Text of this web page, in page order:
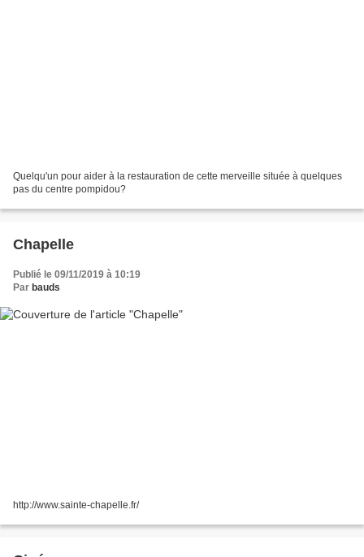
Quelqu'un pour aider à la restauration de cette merveille située à quelques
pas du centre pompidou?
Chapelle
Publié le 09/11/2019 à 10:19
Par bauds
http://www.sainte-chapelle.fr/